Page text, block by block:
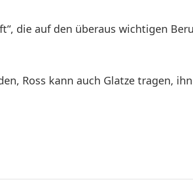
die auf den überaus wichtigen
Ross kann auch Glatze tragen,